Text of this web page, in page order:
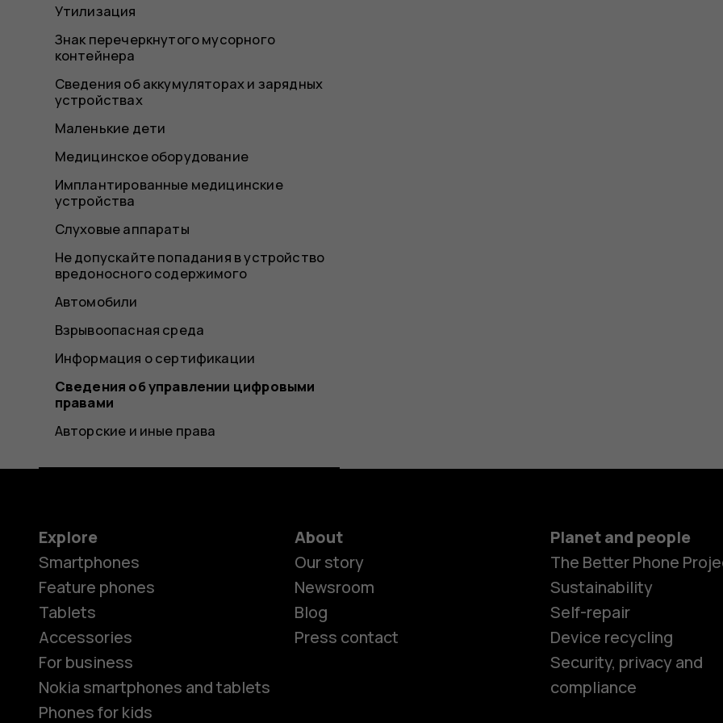
Утилизация
Знак перечеркнутого мусорного
контейнера
Сведения об аккумуляторах и зарядных
устройствах
Маленькие дети
Медицинское оборудование
Имплантированные медицинские
устройства
Слуховые аппараты
Не допускайте попадания в устройство
вредоносного содержимого
Автомобили
Взрывоопасная среда
Информация о сертификации
Сведения об управлении цифровыми
правами
Авторские и иные права
Explore
Smartphones
Feature phones
Tablets
Accessories
For business
Nokia smartphones and tablets
Phones for kids
About
Our story
Newsroom
Blog
Press contact
Planet and people
The Better Phone
Sustainability
Self-repair
Device recycling
Security, privacy and
compliance